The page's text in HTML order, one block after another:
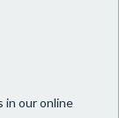
in our online